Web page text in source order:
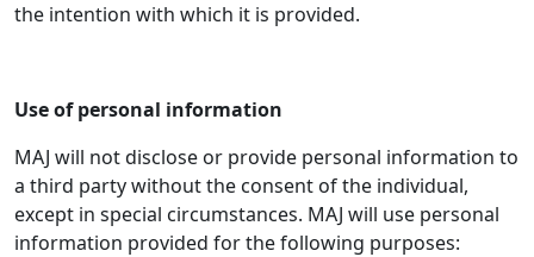
the intention with which it is provided.
Use of personal information
MAJ will not disclose or provide personal information to
a third party without the consent of the individual,
except in special circumstances. MAJ will use personal
information provided for the following purposes: